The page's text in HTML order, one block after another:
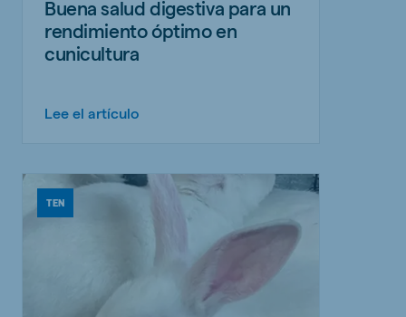
Buena salud digestiva para un
rendimiento óptimo en
cunicultura
Lee el artículo
TEN